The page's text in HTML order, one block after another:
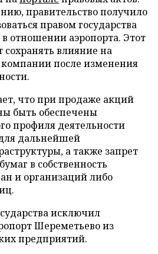
правительство получило
правом государства
отношении аэропорта. Этот
влияние на
после изменения
что при продаже акций
быть обеспечены
профиля деятельности
дальнейшей
а также запрет
в собственность
и организаций либо
исключил
Шереметьево из
предприятий.